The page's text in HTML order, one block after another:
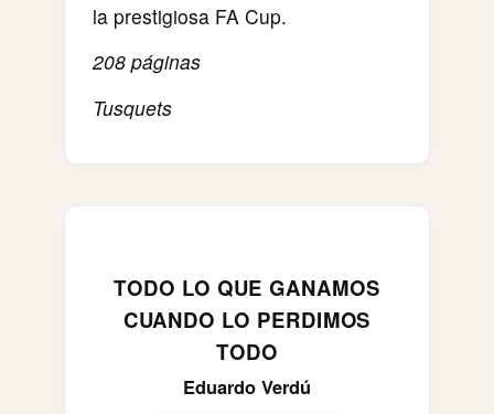
la prestigiosa FA Cup.
208 páginas
Tusquets
TODO LO QUE GANAMOS
CUANDO LO PERDIMOS
TODO
Eduardo Verdú